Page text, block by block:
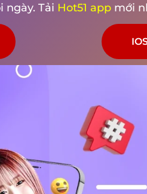
ngày. Tải Hot51 appmới